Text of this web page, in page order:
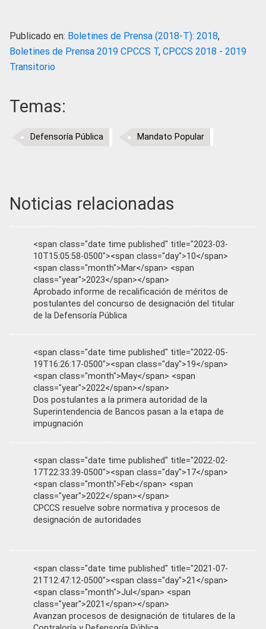
Publicado en: Boletines de Prensa (2018-T): 2018,
Boletines de Prensa 2019 CPCCS T, CPCCS 2018 - 2019
Transitorio
Temas:
Defensoría Pública Mandato Popular
Noticias relacionadas
<span class="date time published" title="2023-03-
10T15:05:58-0500"><span class="day">10</span>
<span class="month">Mar</span> <span
class="year">2023</span></span>
Aprobado informe de recalificación de méritos de
postulantes del concurso de designación del titular
de la Defensoría Pública
<span class="date time published" title="2022-05-
19T16:26:17-0500"><span class="day">19</span>
<span class="month">May</span> <span
class="year">2022</span></span>
Dos postulantes a la primera autoridad de la
Superintendencia de Bancos pasan a la etapa de
impugnación
<span class="date time published" title="2022-02-
17T22:33:39-0500"><span class="day">17</span>
<span class="month">Feb</span> <span
class="year">2022</span></span>
CPCCS resuelve sobre normativa y procesos de
designación de autoridades
<span class="date time published" title="2021-07-
21T12:47:12-0500"><span class="day">21</span>
<span class="month">Jul</span> <span
class="year">2021</span></span>
Avanzan procesos de designación de titulares de la